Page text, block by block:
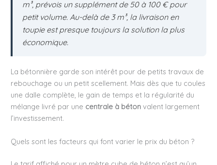
m³, prévois un supplément de 50 à 100 € pour
petit volume. Au-delà de 3 m³, la livraison en
toupie est presque toujours la solution la plus
économique.
La bétonnière garde son intérêt pour de petits travaux de
rebouchage ou un petit scellement. Mais dès que tu coules
une dalle complète, le gain de temps et la régularité du
mélange livré par une centrale à béton valent largement
l’investissement.
Quels sont les facteurs qui font varier le prix du béton ?